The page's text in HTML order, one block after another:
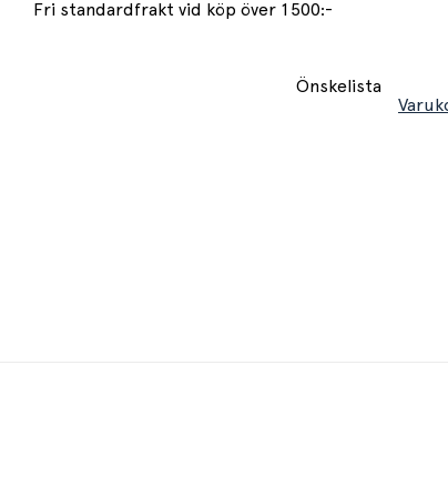
Fri standardfrakt vid köp över 1500:-
Önskelista